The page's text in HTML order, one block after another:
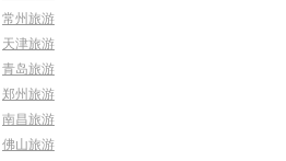
常州旅游
天津旅游
青岛旅游
郑州旅游
南昌旅游
佛山旅游